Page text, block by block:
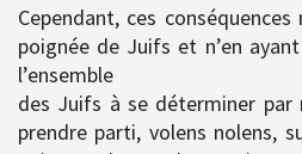
Cependant, ces
poignée de Juifs et n’en
l’ensemble
des Juifs à se déterminer
prendre parti, volens nolens,